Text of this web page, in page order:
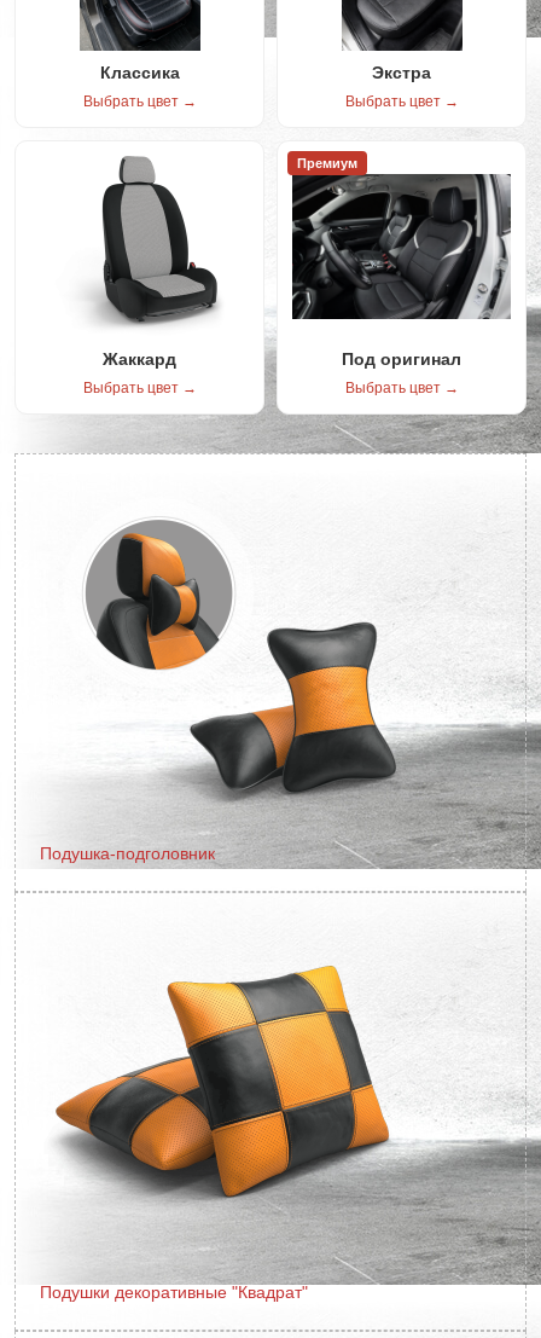
Классика
Выбрать цвет →
Экстра
Выбрать цвет →
Жаккард
Выбрать цвет →
Премиум
Под оригинал
Выбрать цвет →
Подушка-подголовник
Подушки декоративные "Квадрат"